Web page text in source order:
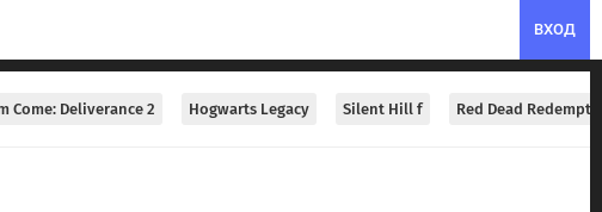
ВХОД
Come: Deliverance 2 Hogwarts Legacy Silent Hill f Red Dead